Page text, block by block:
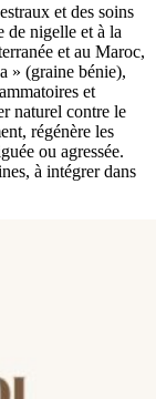
et des soins
de nigelle et à la
et au Maroc,
» (graine bénie),
et
naturel contre le
régénère les
ou agressée.
à intégrer dans